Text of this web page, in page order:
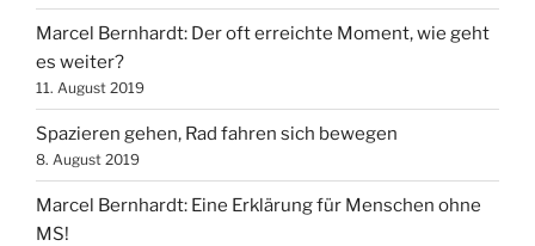
Marcel Bernhardt: Der oft erreichte Moment, wie geht
es weiter?
11. August 2019
Spazieren gehen, Rad fahren sich bewegen
8. August 2019
Marcel Bernhardt: Eine Erklärung für Menschen ohne
MS!